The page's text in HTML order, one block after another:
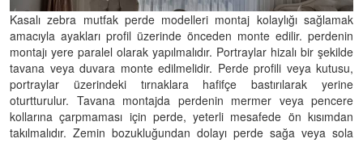
Kasalı zebra mutfak perde modelleri montaj kolaylığı sağlamak
amacıyla ayakları profil üzerinde önceden monte edilir. perdenin
montajı yere paralel olarak yapılmalıdır. Portraylar hizalı bir şekilde
tavana veya duvara monte edilmelidir. Perde profili veya kutusu,
portraylar üzerindeki tırnaklara hafifçe bastırılarak yerine
oturtturulur. Tavana montajda perdenin mermer veya pencere
kollarına çarpmaması için perde, yeterli mesafede ön kısımdan
takılmalıdır. Zemin bozukluğundan dolayı perde sağa veya sola